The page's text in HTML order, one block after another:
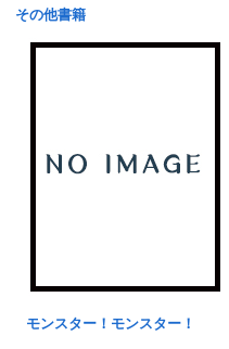
その他書籍
モンスター！モンスター！